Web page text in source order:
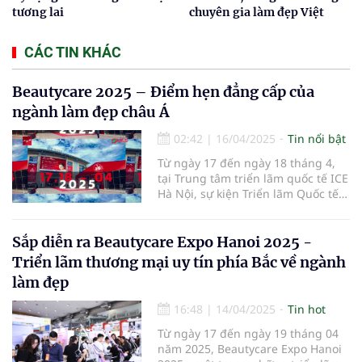
tương lai
chuyên gia làm đẹp Việt
CÁC TIN KHÁC
Beautycare 2025 – Điểm hẹn đẳng cấp của
ngành làm đẹp châu Á
02:42 | 16/04/2025
Tin nổi bật
Từ ngày 17 đến ngày 18 tháng 4,
tại Trung tâm triển lãm quốc tế ICE
Hà Nội, sự kiện Triển lãm Quốc tế
"Vẻ đẹp bền vững – Công nghệ
định hình tương lai".
Sắp diễn ra Beautycare Expo Hanoi 2025 -
Triển lãm thương mại uy tín phía Bắc về ngành
làm đẹp
16:48 | 14/04/2025
Tin hot
Từ ngày 17 đến ngày 19 tháng 04
năm 2025, Beautycare Expo Hanoi